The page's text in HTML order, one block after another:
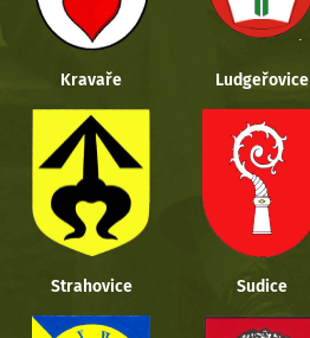
Kravaře Ludgeřovice
Strahovice Sudice